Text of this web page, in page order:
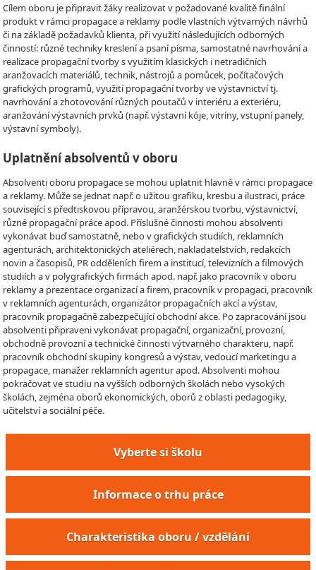
Cílem oboru je připravit žáky realizovat v požadované kvalitě finální
produkt v rámci propagace a reklamy podle vlastních výtvarných návrhů
či na základě požadavků klienta, při využití následujících odborných
činností: různé techniky kreslení a psaní písma, samostatné navrhování a
realizace propagační tvorby s využitím klasických i netradičních
aranžovacích materiálů, technik, nástrojů a pomůcek, počítačových
grafických programů, využití propagační tvorby ve výstavnictví tj.
navrhování a zhotovování různých poutačů v interiéru a exteriéru,
aranžování výstavních prvků (např. výstavní kóje, vitríny, vstupní panely,
výstavní symboly).
Uplatnění absolventů v oboru
Absolventi oboru propagace se mohou uplatnit hlavně v rámci propagace
a reklamy. Může se jednat např. o užitou grafiku, kresbu a ilustraci, práce
související s předtiskovou přípravou, aranžérskou tvorbu, výstavnictví,
různé propagační práce apod. Příslušné činnosti mohou absolventi
vykonávat buď samostatně, nebo v grafických studiích, reklamních
agenturách, architektonických ateliérech, nakladatelstvích, redakcích
novin a časopisů, PR odděleních firem a institucí, televizních a filmových
studiích a v polygrafických firmách apod. např. jako pracovník v oboru
reklamy a prezentace organizací a firem, pracovník v propagaci, pracovník
v reklamních agenturách, organizátor propagačních akcí a výstav,
pracovník propagačně zabezpečující obchodní akce. Po zapracování jsou
absolventi připraveni vykonávat propagační, organizační, provozní,
obchodně provozní a technické činnosti výtvarného charakteru, např.
pracovník obchodní skupiny kongresů a výstav, vedoucí marketingu a
propagace, manažer reklamních agentur apod. Absolventi mohou
pokračovat ve studiu na vyšších odborných školách nebo vysokých
školách, zejména oborů ekonomických, oborů z oblasti pedagogiky,
učitelství a sociální péče.
Vyberte si školu
Informace o trhu práce
Charakteristika oboru / vzdělání